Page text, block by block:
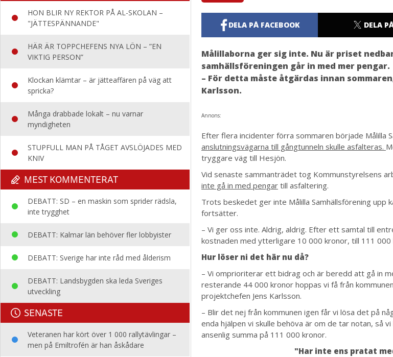
HON BLIR NY REKTOR PÅ AL-SKOLAN –
"JÄTTESPÄNNANDE"
HÄR ÄR TOPPCHEFENS NYA LÖN – ”EN
VIKTIG PERSON”
Klockan klämtar – är jätteaffären på väg att
spricka?
Många drabbade lokalt – nu varnar
myndigheten
STUPFULL MAN PÅ TÅGET AVSLÖJADES MED
KNIV
MEST KOMMENTERAT
DEBATT: SD – en maskin som sprider rädsla,
inte trygghet
DEBATT: Kalmar län behöver fler lobbyister
DEBATT: Sverige har inte råd med ålderism
DEBATT: Landsbygden ska leda Sveriges
utveckling
SENASTE
Veteranen har kört över 1 000 rallytävlingar –
men på Emiltrofén är han åskådare
DELA PÅ FACEBOOK DELA
Målillaborna ger sig inte. Nu är priset
samhällsföreningen går in med mer pengar.
– För detta måste åtgärdas innan
Karlsson.
Annons:
Efter flera incidenter förra sommaren började Målilla
anslutningsvägarna till gångtunneln skulle asfalteras.
tryggare väg till Hesjön.
Vid senaste sammanträdet tog Kommunstyrelsens
inte gå in med pengar till asfaltering.
Trots beskedet ger inte Målilla Samhällsförening upp
fortsätter.
– Vi ger oss inte. Aldrig, aldrig. Efter ett samtal till
kostnaden med ytterligare 10 000 kronor, till 111 000
Hur löser ni det här nu då?
– Vi omprioriterar ett bidrag och är beredd att gå in
resterande 44 000 kronor hoppas vi få från
projektchefen Jens Karlsson.
– Blir det nej från kommunen igen får vi lösa det på
enda hjälpen vi skulle behöva är om de tar notan, så
ansenlig summa på 111 000 kronor.
"Har inte ens pratat